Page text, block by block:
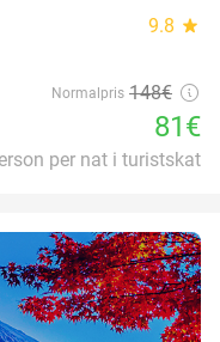
9.8 star
Normalpris 148€
81€
per nat i turistskat